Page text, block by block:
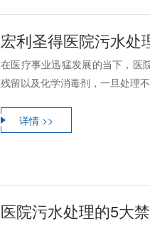
宏利圣得医院污水处
在医疗事业迅猛发展的当下，医
残留以及化学消毒剂，一旦处理
详情 >>
医院污水处理的5大